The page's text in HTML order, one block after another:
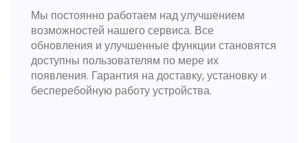
Мы постоянно работаем над улучшением
возможностей нашего сервиса. Все
обновления и улучшенные функции становятся
доступны пользователям по мере их
появления. Гарантия на доставку, установку и
бесперебойную работу устройства.